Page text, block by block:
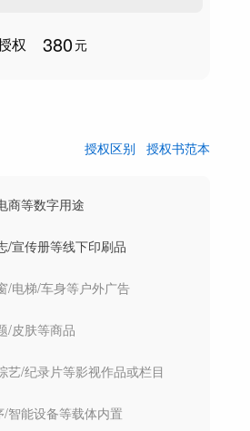
权 380元
授权区别 授权书范本
商等数字用途
/宣传册等线下印刷品
/电梯/车身等户外广告
/皮肤等商品
艺/纪录片等影视作品或栏目
智能设备等载体内置